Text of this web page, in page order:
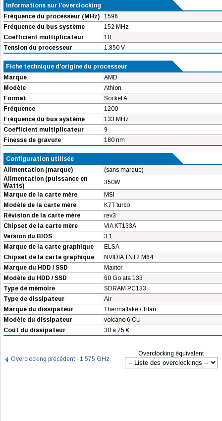
Informations sur l'overclocking
Fréquence du processeur (MHz)
1596
Fréquence du bus système
152 MHz
Coefficient multiplicateur
10
Tension du processeur
1.850 V
Fiche technique d'origine du processeur
Marque
AMD
Modèle
Athlon
Format
Socket A
Fréquence
1200
Fréquence du bus système
133 MHz
Coefficient multiplicateur
9
Finesse de gravure
180 nm
Configuration utilisée
Alimentation (marque)
(sans marque)
Alimentation (puissance en
Watts)
350W
Marque de la carte mère
MSI
Modèle de la carte mère
K7T turbo
Révision de la carte mère
rev3
Chipset de la carte mère
VIA KT133A
Version du BIOS
3.1
Marque de la carte graphique
ELSA
Chipset de la carte graphique
NVIDIA TNT2 M64
Marque du HDD / SSD
Maxtor
Modèle du HDD / SSD
60 Go ata 133
Type de mémoire
SDRAM PC133
Type de dissipateur
Air
Marque du dissipateur
Thermaltake / Titan
Modèle du dissipateur
volcano 6 CU
Coût du dissipateur
30 à 75 €
Overclocking précédent - 1.575 GHz
Overclocking équivalent